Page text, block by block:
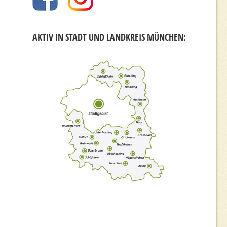
AKTIV IN STADT UND LANDKREIS MÜNCHEN: